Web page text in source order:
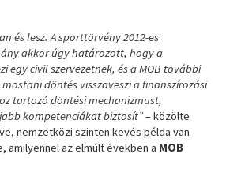
és lesz. A sporttörvény 2012-es
akkor úgy határozott, hogy a
egy civil szervezetnek, és a MOB további
döntés visszaveszi a finanszírozási
tartozó döntési mechanizmust,
kompetenciákat biztosít”– közölte
nemzetközi szinten kevés példa van
amilyennel az elmúlt években a MOB